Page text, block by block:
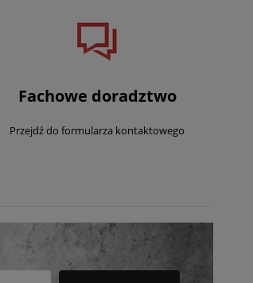
Fachowe doradztwo
Przejdź do formularza kontaktowego